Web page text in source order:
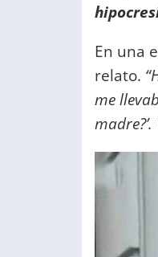
En una
relato.
me